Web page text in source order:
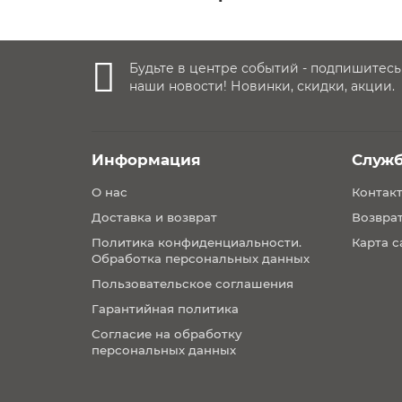
что вашему ребенку
Вкладыш для новорожденных
Автокресло
безопасность для
Будьте в центре событий -
наши новости! Новинки, скидки, акции.
Информация
О нас
Доставка и возврат
Политика конфиденциальности.
Обработка персональных данных
Пользовательское соглашения
Гарантийная политика
Согласие на обработку
персональных данных
Карта